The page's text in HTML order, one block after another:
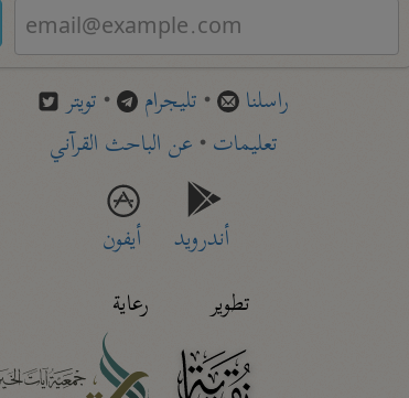
راسلنا • تليجرام • تويتر
تعليمات• عن الباحث القرآني
أندرويد
أيفون
تطوير
رعاية